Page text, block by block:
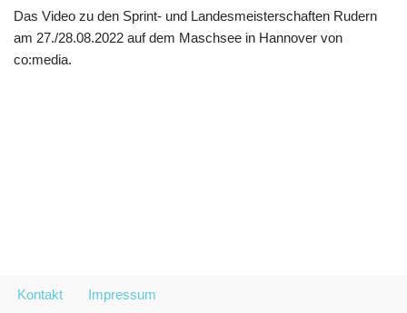
Das Video zu den Sprint- und Landesmeisterschaften Rudern
am 27./28.08.2022 auf dem Maschsee in Hannover von
co:media.
Kontakt Impressum